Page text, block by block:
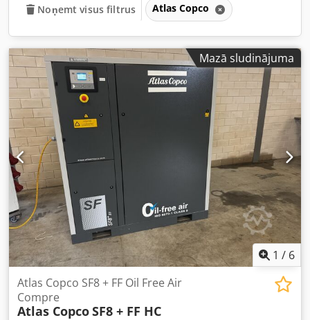
Noņemt visus filtrus Atlas Copco
Mazā sludinājuma
1 / 6
Atlas Copco SF8 + FF Oil Free Air
Compre
Atlas CopcoSF8 + FF HC